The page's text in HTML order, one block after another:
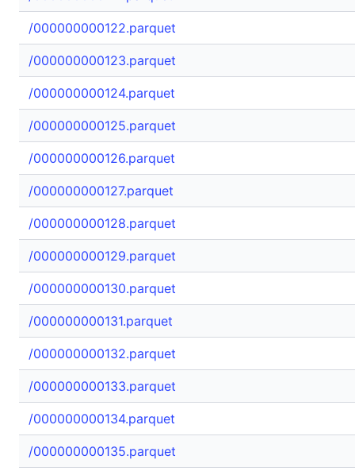
/000000000122.parquet
/000000000123.parquet
/000000000124.parquet
/000000000125.parquet
/000000000126.parquet
/000000000127.parquet
/000000000128.parquet
/000000000129.parquet
/000000000130.parquet
/000000000131.parquet
/000000000132.parquet
/000000000133.parquet
/000000000134.parquet
/000000000135.parquet